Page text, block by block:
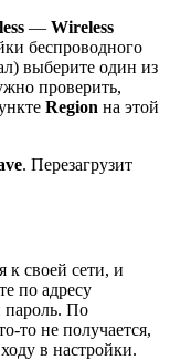
— Wireless
беспроводного
выберите один из
проверить,
Region на этой
. Перезагрузит
к своей сети, и
по адресу
пароль. По
то не получается,
в настройки.